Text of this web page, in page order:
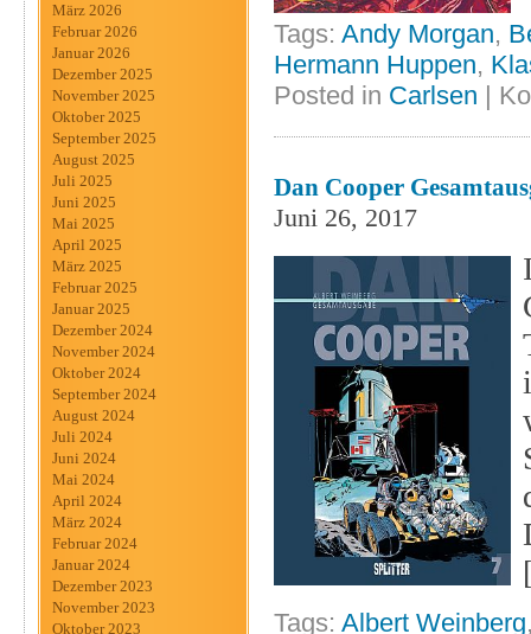
März 2026
Februar 2026
Januar 2026
Dezember 2025
November 2025
Oktober 2025
September 2025
August 2025
Juli 2025
Juni 2025
Mai 2025
April 2025
März 2025
Februar 2025
Januar 2025
Dezember 2024
November 2024
Oktober 2024
September 2024
August 2024
Juli 2024
Juni 2024
Mai 2024
April 2024
März 2024
Februar 2024
Januar 2024
Dezember 2023
November 2023
Oktober 2023
Tags: Andy Morgan,
Hermann Huppen,
Posted in Carlsen |
Dan Cooper
Juni 26, 2017
Tags: Albert Weinberg